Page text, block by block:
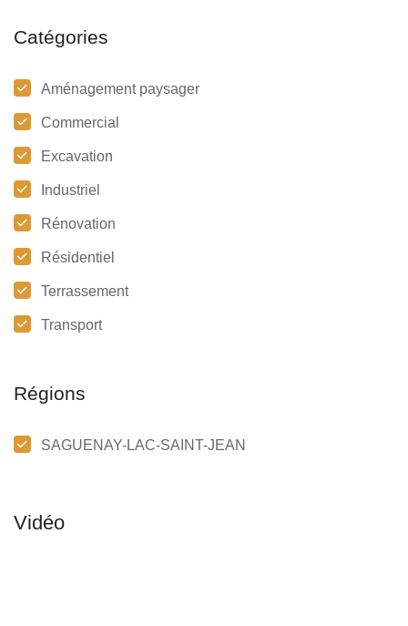
Catégories
Aménagement paysager
Commercial
Excavation
Industriel
Rénovation
Résidentiel
Terrassement
Transport
Régions
SAGUENAY-LAC-SAINT-JEAN